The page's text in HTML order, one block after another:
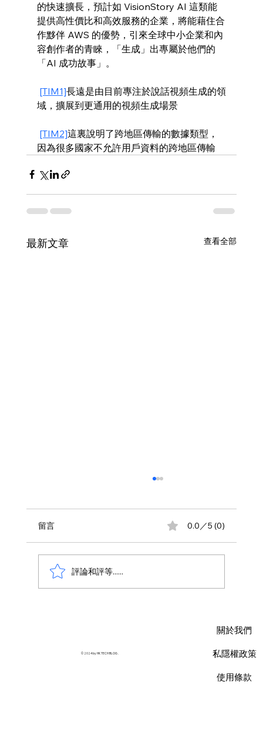
的快速擴長，預計如 VisionStory AI 這類能
提供高性價比和高效服務的企業，將能藉住合
作黟伴 AWS 的優勢，引來全球中小企業和內
容創作者的青睞，「生成」出專屬於他們的
「AI 成功故事」。
[TIM1]長遠是由目前專注於說話視頻生成的領
域，擴展到更通用的視頻生成場景
[TIM2]這裏說明了跨地區傳輸的數據類型，
因為很多國家不允許用戶資料的跨地區傳輸
最新文章 查看全部
限制，用 Database Savings Plans 省下
留言 0.0／5 (0)
評論和評等......
© 2024 by HK TECH BLOG .
關於我們
私隱權政策
使用條款